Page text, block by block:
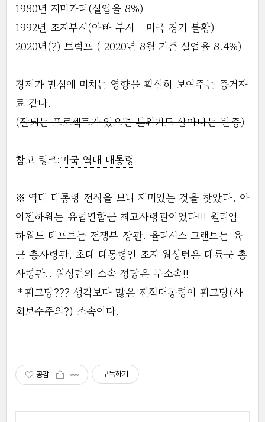
1980년 지미카터(실업율 8%)
1992년 조지부시(아빠 부시 - 미국 경기 불황)
2020년(?) 트럼프 ( 2020년 8월 기준 실업율 8.4%)
경제가 민심에 미치는 영향을 확실히 보여주는 증거자
료 같다.
(잘되는 프로젝트가 있으면 분위기도 살아나는 반증)
참고 링크:미국 역대 대통령
※ 역대 대통령 전직을 보니 재미있는 것을 찾았다. 아
이젠하워는 유럽연합군 최고사령관이었다!!! 윌리엄
하워드 태프트는 전쟁부 장관. 율리시스 그랜트는 육
군 총사령관, 초대 대통령인 조지 워싱턴은 대륙군 총
사령관.. 워싱턴의 소속 정당은 무소속!!
＊휘그당??? 생각보다 많은 전직대통령이 휘그당(사
회보수주의?) 소속이다.
공감 구독하기